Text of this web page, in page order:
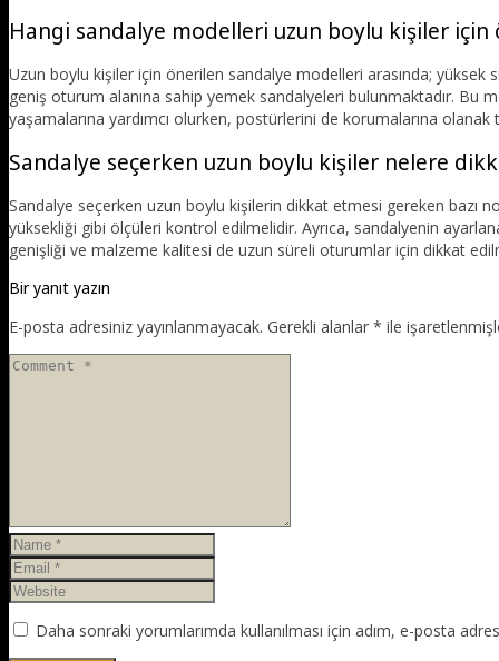
Hangi sandalye modelleri uzun boylu kişiler için
Uzun boylu kişiler için önerilen sandalye modelleri arasında; yüksek
geniş oturum alanına sahip yemek sandalyeleri bulunmaktadır. Bu
yaşamalarına yardımcı olurken, postürlerini de korumalarına olanak
Sandalye seçerken uzun boylu kişiler nelere
Sandalye seçerken uzun boylu kişilerin dikkat etmesi gereken bazı
yüksekliği gibi ölçüleri kontrol edilmelidir. Ayrıca, sandalyenin
genişliği ve malzeme kalitesi de uzun süreli oturumlar için dikkat
Bir yanıt yazın
E-posta adresiniz yayınlanmayacak. Gerekli alanlar * ile
Daha sonraki yorumlarımda kullanılması için adım, e-posta